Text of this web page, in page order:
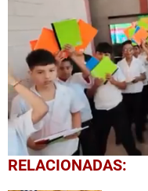
0
seconds
RELACIONADAS: